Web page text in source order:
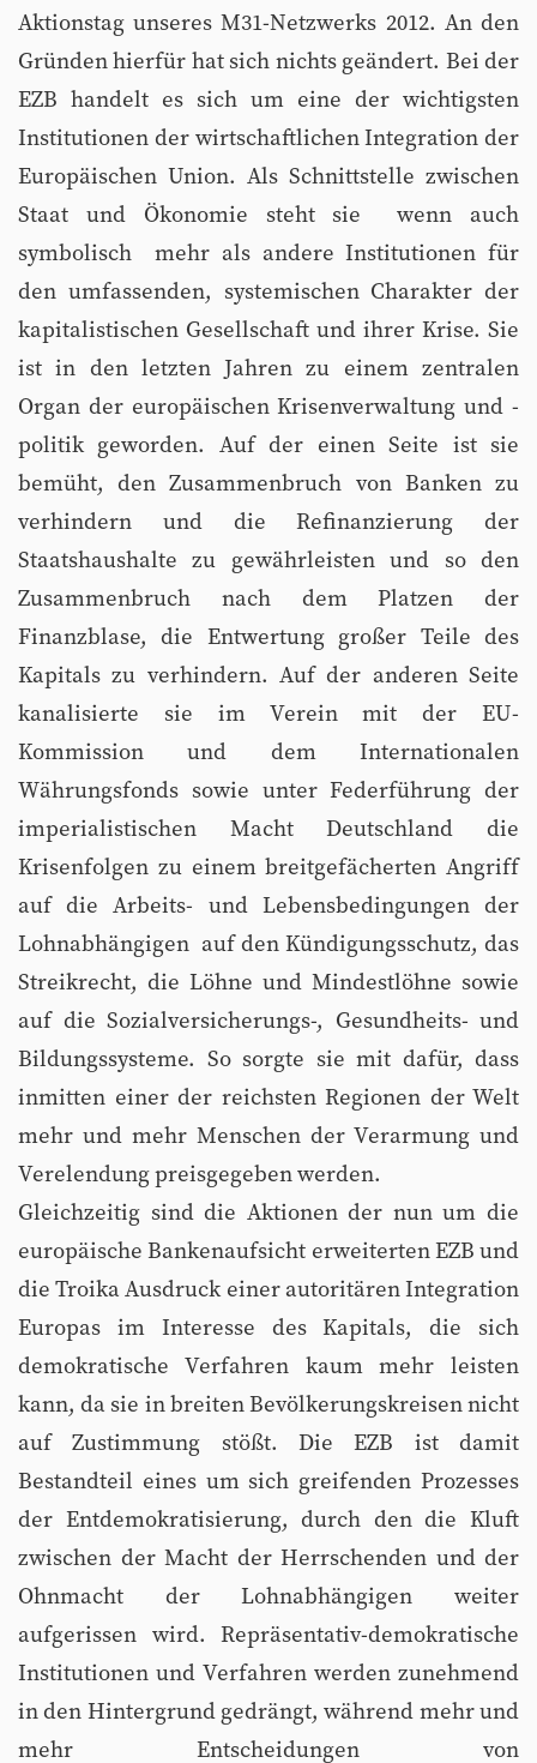
Aktionstag unseres M31-Netzwerks 2012. An den
Gründen hierfür hat sich nichts geändert. Bei der
EZB handelt es sich um eine der wichtigsten
Institutionen der wirtschaftlichen Integration der
Europäischen Union. Als Schnittstelle zwischen
Staat und Ökonomie steht sie  wenn auch
symbolisch  mehr als andere Institutionen für
den umfassenden, systemischen Charakter der
kapitalistischen Gesellschaft und ihrer Krise. Sie
ist in den letzten Jahren zu einem zentralen
Organ der europäischen Krisenverwaltung und -
politik geworden. Auf der einen Seite ist sie
bemüht, den Zusammenbruch von Banken zu
verhindern und die Refinanzierung der
Staatshaushalte zu gewährleisten und so den
Zusammenbruch nach dem Platzen der
Finanzblase, die Entwertung großer Teile des
Kapitals zu verhindern. Auf der anderen Seite
kanalisierte sie im Verein mit der EU-
Kommission und dem Internationalen
Währungsfonds sowie unter Federführung der
imperialistischen Macht Deutschland die
Krisenfolgen zu einem breitgefächerten Angriff
auf die Arbeits- und Lebensbedingungen der
Lohnabhängigen  auf den Kündigungsschutz, das
Streikrecht, die Löhne und Mindestlöhne sowie
auf die Sozialversicherungs-, Gesundheits- und
Bildungssysteme. So sorgte sie mit dafür, dass
inmitten einer der reichsten Regionen der Welt
mehr und mehr Menschen der Verarmung und
Verelendung preisgegeben werden.
Gleichzeitig sind die Aktionen der nun um die
europäische Bankenaufsicht erweiterten EZB und
die Troika Ausdruck einer autoritären Integration
Europas im Interesse des Kapitals, die sich
demokratische Verfahren kaum mehr leisten
kann, da sie in breiten Bevölkerungskreisen nicht
auf Zustimmung stößt. Die EZB ist damit
Bestandteil eines um sich greifenden Prozesses
der Entdemokratisierung, durch den die Kluft
zwischen der Macht der Herrschenden und der
Ohnmacht der Lohnabhängigen weiter
aufgerissen wird. Repräsentativ-demokratische
Institutionen und Verfahren werden zunehmend
in den Hintergrund gedrängt, während mehr und
mehr Entscheidungen von